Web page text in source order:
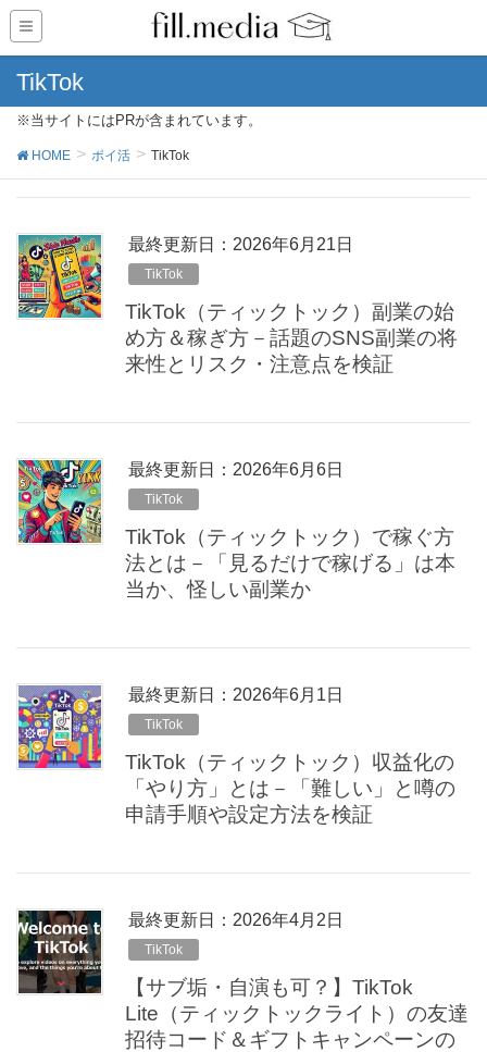
TikTok
※当サイトにはPRが含まれています。
HOME ポイ活 TikTok
最終更新日：2026年6月21日
TikTok
TikTok（ティックトック）副業の始
め方＆稼ぎ方－話題のSNS副業の将
来性とリスク・注意点を検証
最終更新日：2026年6月6日
TikTok
TikTok（ティックトック）で稼ぐ方
法とは－「見るだけで稼げる」は本
当か、怪しい副業か
最終更新日：2026年6月1日
TikTok
TikTok（ティックトック）収益化の
「やり方」とは－「難しい」と噂の
申請手順や設定方法を検証
最終更新日：2026年4月2日
TikTok
【サブ垢・自演も可？】TikTok
Lite（ティックトックライト）の友達
招待コード＆ギフトキャンペーンの